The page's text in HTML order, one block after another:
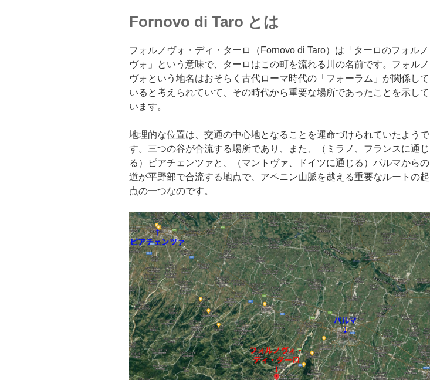
Fornovo di Taro とは
フォルノヴォ・ディ・ターロ（Fornovo di Taro）は「ターロのフォルノ
ヴォ」という意味で、ターロはこの町を流れる川の名前です。フォルノ
ヴォという地名はおそらく古代ローマ時代の「フォーラム」が関係して
いると考えられていて、その時代から重要な場所であったことを示して
います。
地理的な位置は、交通の中心地となることを運命づけられていたようで
す。三つの谷が合流する場所であり、また、（ミラノ、フランスに通じ
る）ピアチェンツァと、（マントヴァ、ドイツに通じる）パルマからの
道が平野部で合流する地点で、アペニン山脈を越える重要なルートの起
点の一つなのです。